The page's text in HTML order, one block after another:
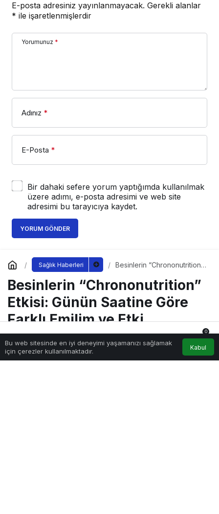
E-posta adresiniz yayınlanmayacak. Gerekli alanlar
* ile işaretlenmişlerdir
Yorumunuz *
Adınız *
E-Posta *
Bir dahaki sefere yorum yaptığımda kullanılmak
üzere adımı, e-posta adresimi ve web site
adresimi bu tarayıcıya kaydet.
YORUM GÖNDER
Sağlık Haberleri
Besinlerin “Chrononutrition”
Farklı Emilim ve Etki
Besinlerin “Chrononutrition”
Etkisi: Günün Saatine Göre
Farklı Emilim ve Etki
Sağlıklı.Orgtarafından yayınlandı
12 Ekim 2025, 00:21yayınlandı
Bu web sitesinde en iyi deneyimi yaşamanızı sağlamak
için çerezler kullanılmaktadır.
Kabul
Anasayfa Akış Hesabım Bildirimler
0